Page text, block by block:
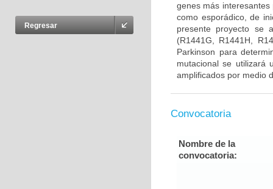
Regresar
genes más
como esporádico, de
presente proyecto se
(R1441G, R1441H,
Parkinson para
mutacional se utilizará
amplificados por medio
Convocatoria
Nombre de la
convocatoria: